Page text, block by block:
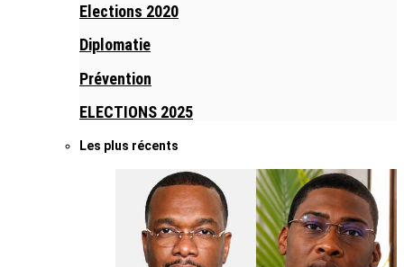
Elections 2020
Diplomatie
Prévention
ELECTIONS 2025
Les plus récents